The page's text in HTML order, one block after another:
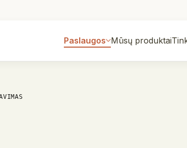
Paslaugos Mūsų produktai